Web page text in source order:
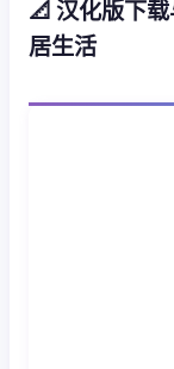
📐 汉化版下
居生活